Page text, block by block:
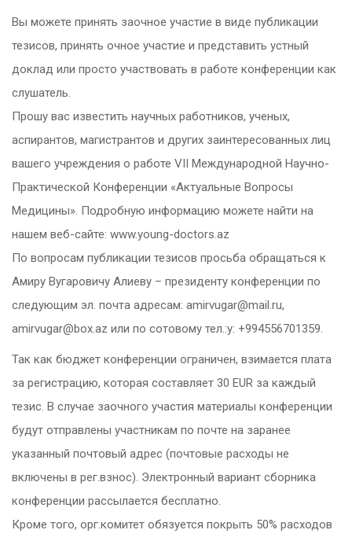
Вы можете принять заочное участие в виде публикации
тезисов, принять очное участие и представить устный
доклад или просто участвовать в работе конференции как
слушатель.
Прошу вас известить научных работников, ученых,
аспирантов, магистрантов и других заинтересованных лиц
вашего учреждения о работе VII Международной Научно-
Практической Конференции «Актуальные Вопросы
Медицины». Подробную информацию можете найти на
нашем веб-сайте: www.young-doctors.az
По вопросам публикации тезисов просьба обращаться к
Амиру Вугаровичу Алиеву – президенту конференции по
следующим эл. почта адресам: amirvugar@mail.ru,
amirvugar@box.az или по сотовому тел.:у: +994556701359.
Так как бюджет конференции ограничен, взимается плата
за регистрацию, которая составляет 30 EUR за каждый
тезис. В случае заочного участия материалы конференции
будут отправлены участникам по почте на заранее
указанный почтовый адрес (почтовые расходы не
включены в рег.взнос). Электронный вариант сборника
конференции рассылается бесплатно.
Кроме того, орг.комитет обязуется покрыть 50% расходов